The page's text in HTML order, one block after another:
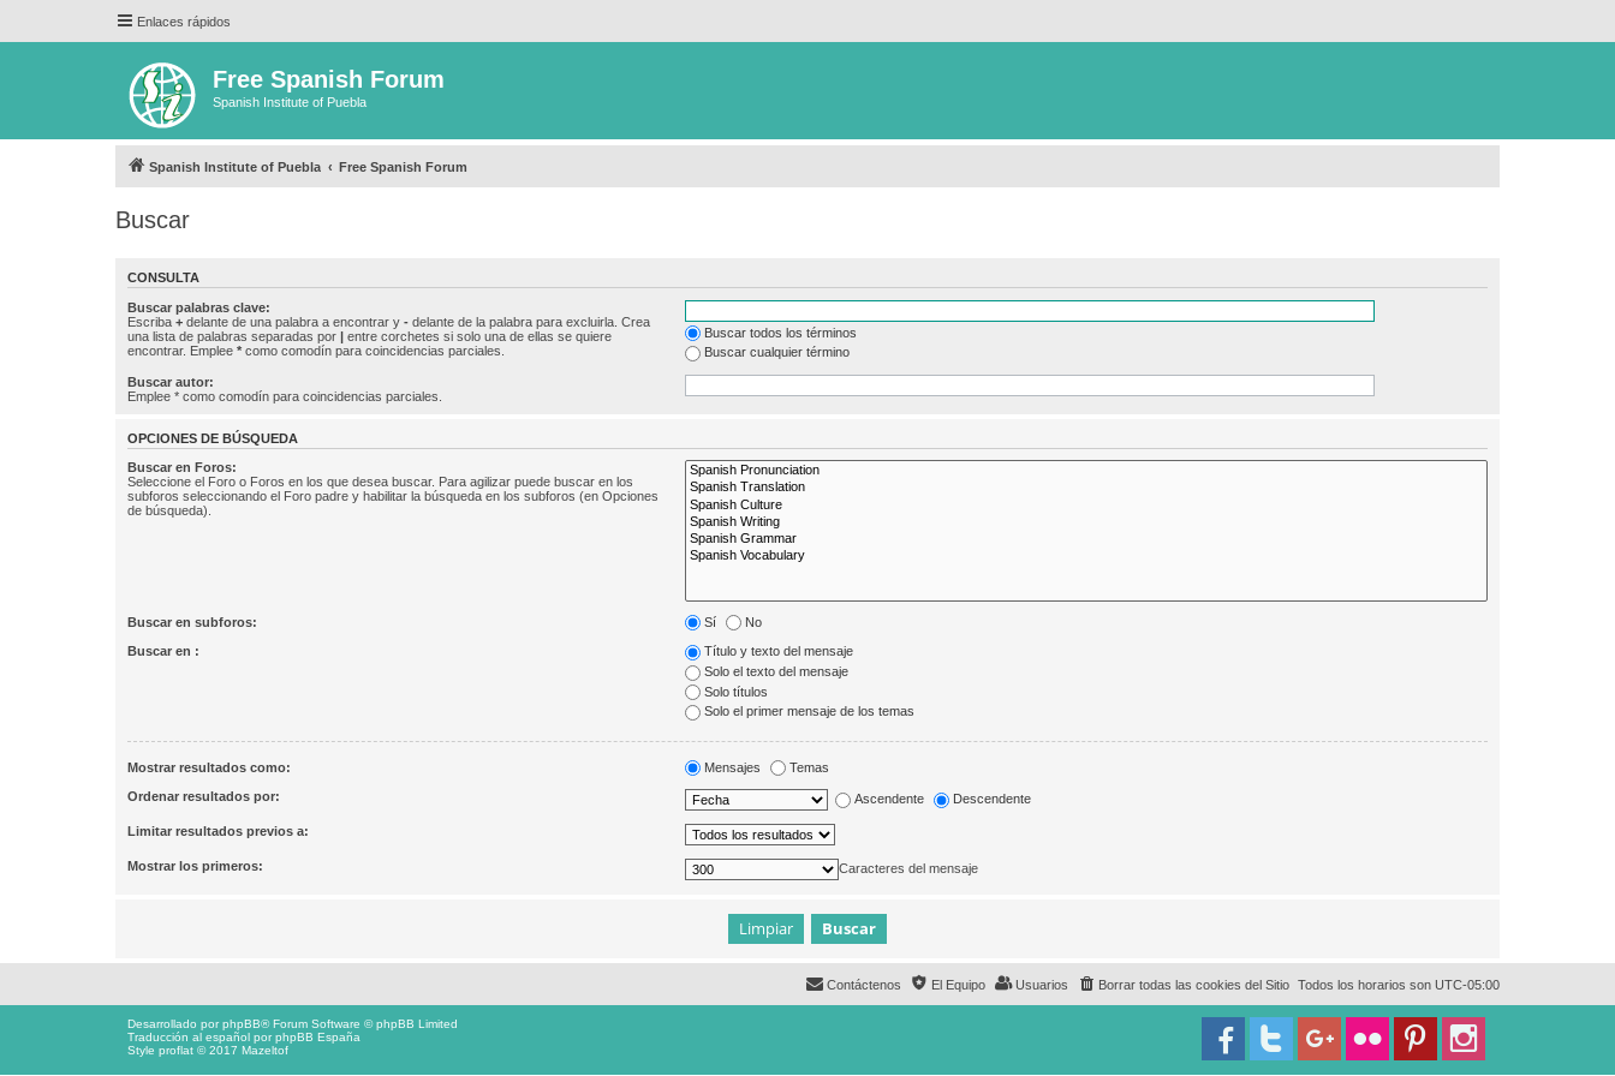
Enlaces rápidos
Free Spanish Forum
Spanish Institute of Puebla
Spanish Institute of Puebla Free Spanish Forum
Buscar
CONSULTA
Buscar palabras clave:
Escriba + delante de una palabra a encontrar y - delante de la palabra para excluirla. Crea
una lista de palabras separadas por | entre corchetes si solo una de ellas se quiere
encontrar. Emplee * como comodín para coincidencias parciales.
Buscar todos los términos
Buscar cualquier término
Buscar autor:
Emplee * como comodín para coincidencias parciales.
OPCIONES DE BÚSQUEDA
Buscar en Foros:
Seleccione el Foro o Foros en los que desea buscar. Para agilizar puede buscar en los
subforos seleccionando el Foro padre y habilitar la búsqueda en los subforos (en Opciones
de búsqueda).
Buscar en subforos: Sí No
Buscar en :
Título y texto del mensaje
Solo el texto del mensaje
Solo títulos
Solo el primer mensaje de los temas
Mostrar resultados como: Mensajes Temas
Ordenar resultados por: Ascendente Descendente
Limitar resultados previos a:
Mostrar los primeros: Caracteres del mensaje
Todos los horarios son UTC-05:00
Borrar todas las cookies del Sitio
Usuarios
El Equipo
Contáctenos
Desarrollado porphpBB® Forum Software © phpBB Limited
Traducción al español porphpBB España
Style proflat © 2017 Mazeltof